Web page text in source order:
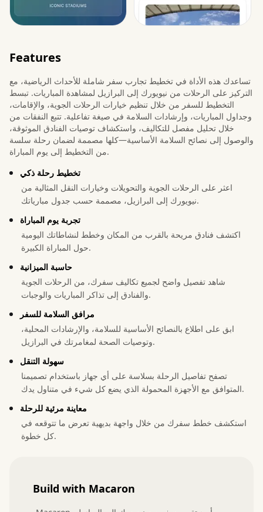
Features
تساعدك هذه الأداة في تخطيط تجارب سفر شاملة للأحداث الرياضية، مع
التركيز على الرحلات من نيويورك إلى البرازيل لمشاهدة المباريات. تبسط
التخطيط للسفر من خلال تنظيم خيارات الرحلات الجوية، والإقامات،
وجداول المباريات، وإرشادات السلامة في صيغة تفاعلية. تتبع النفقات من
خلال تحليل مفصل للتكاليف، واستكشاف توصيات الفنادق الموثوقة،
والوصول إلى نصائح السلامة الأساسية—كلها مصممة لضمان رحلة سلسة
من التخطيط إلى يوم المباراة.
تخطيط رحلة ذكي
اعثر على الرحلات الجوية والتحويلات وخيارات النقل المثالية من
نيويورك إلى البرازيل، مصممة حسب جدول مبارياتك.
تجربة يوم المباراة
اكتشف فنادق مريحة بالقرب من المكان وخطط لنشاطاتك اليومية
حول المباراة الكبيرة.
حاسبة الميزانية
شاهد تفصيل واضح لجميع تكاليف سفرك، من الرحلات الجوية
والفنادق إلى تذاكر المباريات والوجبات.
مرافق السلامة للسفر
ابق على اطلاع بالنصائح الأساسية للسلامة، والإرشادات المحلية،
وتوصيات الصحة لمغامرتك في البرازيل.
سهولة التنقل
تصفح تفاصيل الرحلة بسلاسة على أي جهاز باستخدام تصميمنا
المتوافق مع الأجهزة المحمولة الذي يضع كل شيء في متناول يدك.
معاينة مرئية للرحلة
استكشف خطط سفرك من خلال واجهة بديهية تعرض ما تتوقعه في
كل خطوة.
Build with Macaron